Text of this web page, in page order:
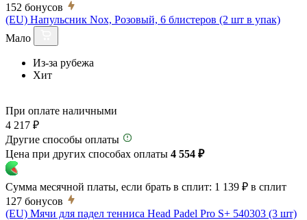
152 бонусов
(EU) Напульсник Nox, Розовый, 6 блистеров (2 шт в упак)
Мало
Из-за рубежа
Хит
При оплате наличными
4 217 ₽
Другие способы оплаты
Цена при других способах оплаты 4 554 ₽
Сумма месячной платы, если брать в сплит: 1 139 ₽ в сплит
127 бонусов
(EU) Мячи для падел тенниса Head Padel Pro S+ 540303 (3 шт)